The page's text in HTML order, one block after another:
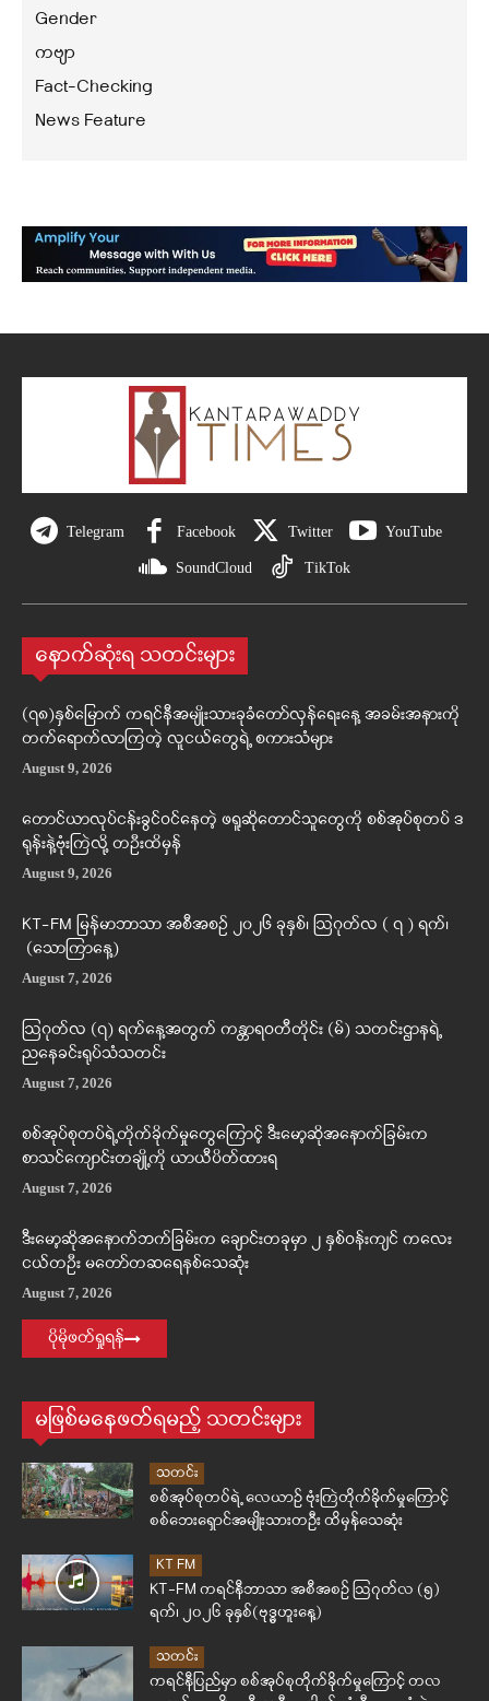
Gender
ကဗျာ
Fact-Checking
News Feature
Telegram Facebook Twitter YouTube
SoundCloud TikTok
နောက်ဆုံးရ သတင်းများ
(၇၈)နှစ်မြောက် ကရင်နီအမျိုးသားခုခံတော်လှန်ရေးနေ့ အခမ်းအနားကို
တက်ရောက်လာကြတဲ့ လူငယ်တွေရဲ့ စကားသံများ
August 9, 2026
တောင်ယာလုပ်ငန်းခွင်ဝင်နေတဲ့ ဖရူဆိုတောင်သူတွေကို စစ်အုပ်စုတပ် ဒ
ရုန်းနဲ့ဗုံးကြဲလို့ တဦးထိမှန်
August 9, 2026
KT-FM မြန်မာဘာသာ အစီအစဉ် ၂၀၂၆ ခုနှစ်၊ ဩဂုတ်လ ( ၇ ) ရက်၊
(သောကြာနေ့)
August 7, 2026
ဩဂုတ်လ (၇) ရက်နေ့အတွက် ကန္တာရဝတီတိုင်း (မ်) သတင်းဌာနရဲ့
ညနေခင်းရုပ်သံသတင်း
August 7, 2026
စစ်အုပ်စုတပ်ရဲ့တိုက်ခိုက်မှုတွေကြောင့် ဒီးမော့ဆိုအနောက်ခြမ်းက
စာသင်ကျောင်းတချို့ကို ယာယီပိတ်ထားရ
August 7, 2026
ဒီးမော့ဆိုအနောက်ဘက်ခြမ်းက ချောင်းတခုမှာ ၂ နှစ်ဝန်းကျင် ကလေး
ငယ်တဦး မတော်တဆရေနစ်သေဆုံး
August 7, 2026
ပိုမိုဖတ်ရှုရန်
မဖြစ်မနေဖတ်ရမည့် သတင်းများ
သတင်း
စစ်အုပ်စုတပ်ရဲ့ လေယာဉ် ဗုံးကြဲတိုက်ခိုက်မှုကြောင့်
စစ်ဘေးရှောင်အမျိုးသားတဦး ထိမှန်သေဆုံး
KT FM
KT-FM ကရင်နီဘာသာ အစီအစဉ် ဩဂုတ်လ (၅)
ရက်၊ ၂၀၂၆ ခုနှစ်(ဗုဒ္ဓဟူးနေ့)
သတင်း
ကရင်နီပြည်မှာ စစ်အုပ်စုတိုက်ခိုက်မှုကြောင့် တလ